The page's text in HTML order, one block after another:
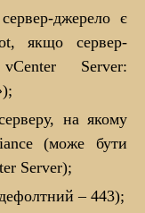
джерело є
якщо сервер-
Server:
);
на якому
(може бути
Server);
– 443);